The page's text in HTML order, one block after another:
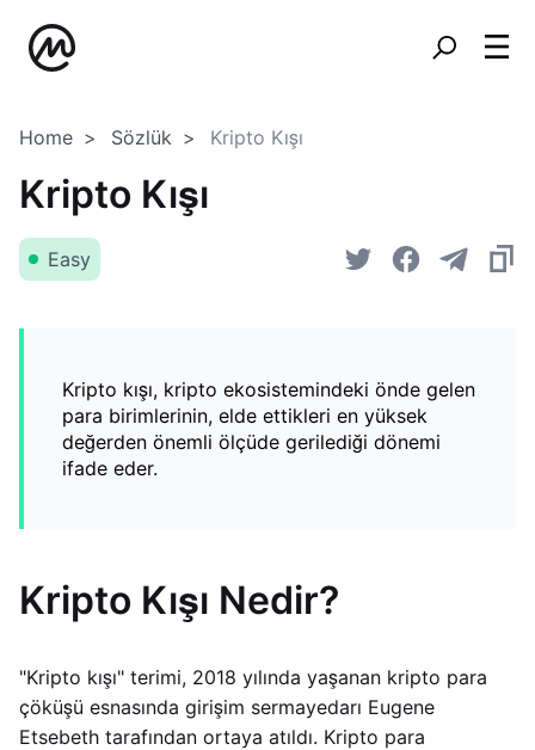
Home Sözlük Kripto Kışı
Kripto Kışı
Easy
Kripto kışı, kripto ekosistemindeki önde gelen
para birimlerinin, elde ettikleri en yüksek
değerden önemli ölçüde gerilediği dönemi
ifade eder.
Kripto Kışı Nedir?
"Kripto kışı" terimi, 2018 yılında yaşanan kripto para
çöküşü esnasında girişim sermayedarı Eugene
Etsebeth tarafından ortaya atıldı. Kripto para